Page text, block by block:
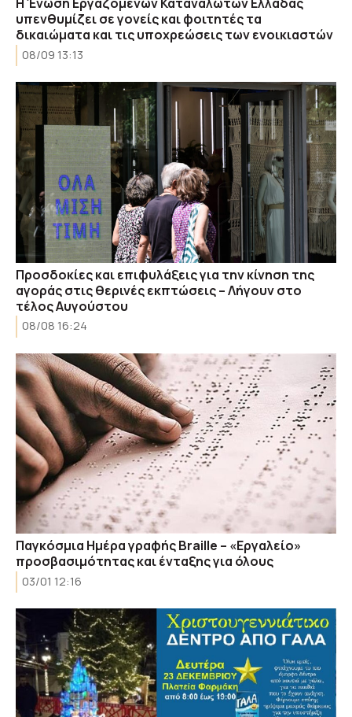
υπενθυμίζει σε γονείς και φοιτητές τα
δικαιώματα και τις υποχρεώσεις των ενοικιαστών
08/09 13:13
Προσδοκίες και επιφυλάξεις για την κίνηση της
αγοράς στις θερινές εκπτώσεις – Λήγουν στο
τέλος Αυγούστου
08/08 16:24
Παγκόσμια Ημέρα γραφής Braille – «Εργαλείο»
προσβασιμότητας και ένταξης για όλους
03/01 12:16